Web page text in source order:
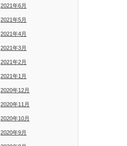
2021年6月
2021年5月
2021年4月
2021年3月
2021年2月
2021年1月
2020年12月
2020年11月
2020年10月
2020年9月